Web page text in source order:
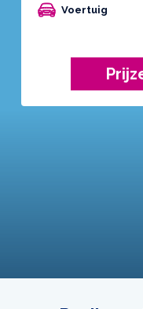
Voertuig